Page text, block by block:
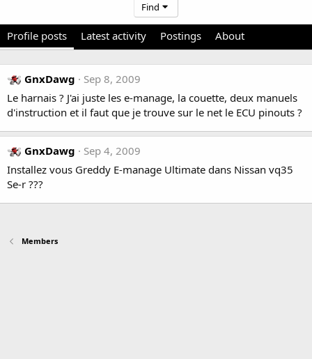
Find
Profile posts Latest activity Postings About
GnxDawg
Sep 8, 2009
Le harnais ? J'ai juste les e-manage, la couette, deux manuels
d'instruction et il faut que je trouve sur le net le ECU pinouts ?
GnxDawg
Sep 4, 2009
Installez vous Greddy E-manage Ultimate dans Nissan vq35
Se-r ???
Members